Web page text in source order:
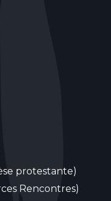
protestante)
Rencontres)